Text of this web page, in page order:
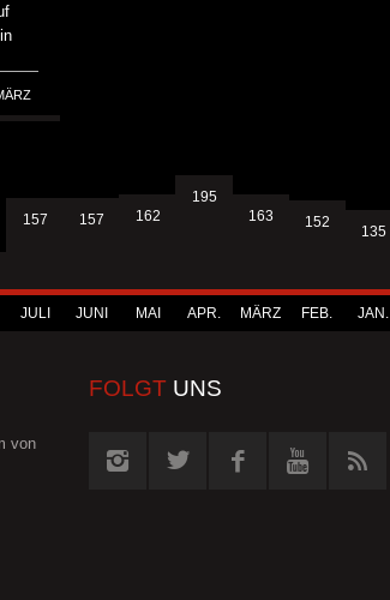
157
JULI
157
JUNI
162
MAI
195
APR.
163
MÄRZ
152
FEB.
135
JAN.
von
FOLGT UNS